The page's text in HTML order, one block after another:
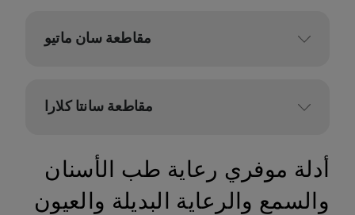
مقاطعة سان ماتيو
مقاطعة سانتا كلارا
أدلة موفري رعاية طب الأسنان
والسمع والرعاية البديلة والعيون